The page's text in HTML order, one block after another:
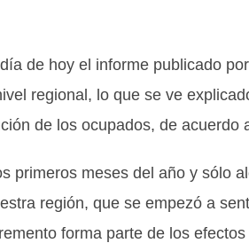
de hoy el informe publicado
regional, lo que se ve
de los ocupados, de acuerdo
primeros meses del año y sólo
región, que se empezó a
forma parte de los